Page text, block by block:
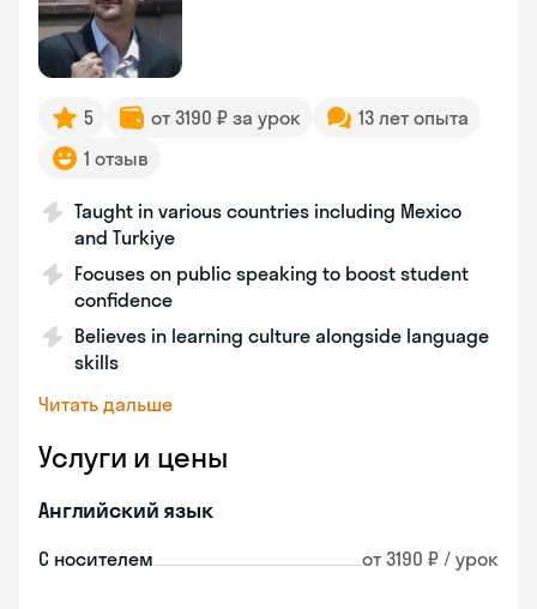
5 от 3190 ₽ за урок
13 лет опыта
1 отзыв
Taught in various countries including Mexico
and Turkiye
Focuses on public speaking to boost student
confidence
Believes in learning culture alongside language
skills
Читать дальше
Услуги и цены
Английский язык
С носителем от 3190 ₽ / урок